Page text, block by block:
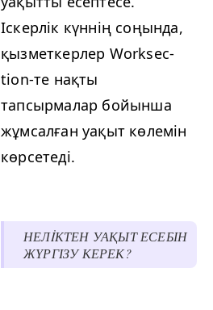
Іскерлік күннің соңында,
қызметкерлер Work­sec­
tion-те нақты
тапсырмалар бойынша
жұмсалған уақыт көлемін
көрсетеді.
НЕЛİКТЕН УАҚЫТ ЕСЕБІН
ЖҮРГІЗУ КЕРЕК?